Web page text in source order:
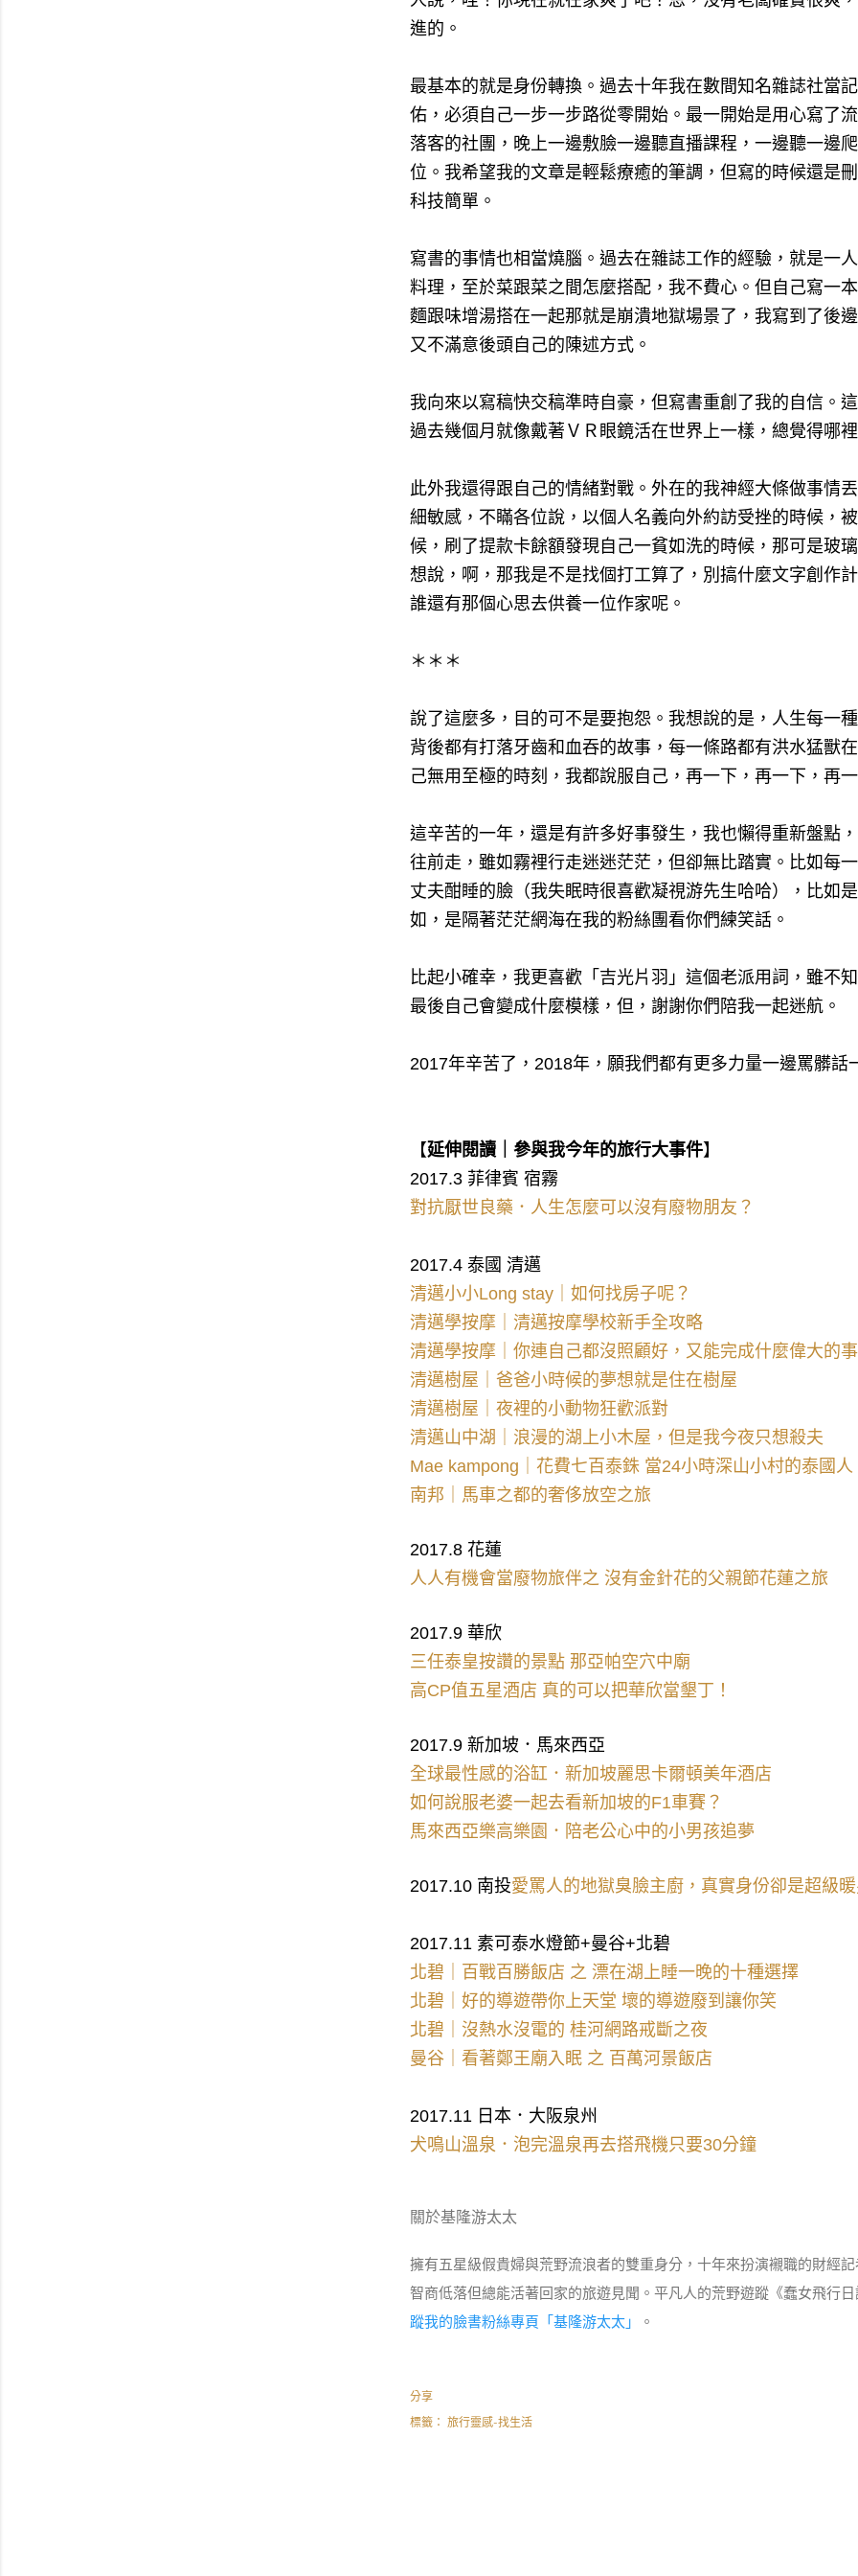
進的。
最基本的就是身份轉換。過去十年我在數間知名雜誌社當
佑，必須自己一步一步路從零開始。最一開始是用心寫了
落客的社團，晚上一邊敷臉一邊聽直播課程，一邊聽一邊
位。我希望我的文章是輕鬆療癒的筆調，但寫的時候還是
科技簡單。
寫書的事情也相當燒腦。 過去在雜誌工作的經驗，就是一
料理，至於菜跟菜之間怎麼搭配，我不費心。 但自己寫一
麵跟味增湯搭在一起那就是崩潰地獄場景了，我寫到了後
又不滿意後頭自己的陳述方式。
我向來以寫稿快交稿準時自豪，但寫書重創了我的自信。
過去幾個月就像戴著ＶＲ眼鏡活在世界上一樣，總覺得哪
此外我還得跟自己的情緒對戰。外在的我神經大條做事情
細敏感，不瞞各位說，以個人名義向外約訪受挫的時候，
候，刷了提款卡餘額發現自己一貧如洗的時候，那可是玻
想說，啊，那我是不是找個打工算了，別搞什麼文字創作
誰還有那個心思去供養一位作家呢。
＊＊＊
說了這麼多，目的可不是要抱怨。我想說的是，人生每一
背後都有打落牙齒和血吞的故事，每一條路都有洪水猛獸
己無用至極的時刻，我都說服自己，再一下，再一下，再
這辛苦的一年，還是有許多好事發生，我也懶得重新盤點
往前走，雖如霧裡行走迷迷茫茫，但卻無比踏實。比如每
丈夫酣睡的臉（我失眠時很喜歡凝視游先生哈哈），比如
如，是隔著茫茫網海在我的粉絲團看你們練笑話。
比起小確幸，我更喜歡「吉光片羽」這個老派用詞，雖不
最後自己會變成什麼模樣，但，謝謝你們陪我一起迷航。
2017年辛苦了，2018年，願我們都有更多力量一邊罵髒話
【延伸閱讀｜參與我今年的旅行大事件】
2017.3 菲律賓 宿霧
對抗厭世良藥．人生怎麼可以沒有廢物朋友？
2017.4 泰國 清邁
清邁小小Long stay｜如何找房子呢？
清邁學按摩｜清邁按摩學校新手全攻略
清邁學按摩｜你連自己都沒照顧好，又能完成什麼偉大的
清邁樹屋｜爸爸小時候的夢想就是住在樹屋
清邁樹屋｜夜裡的小動物狂歡派對
清邁山中湖｜浪漫的湖上小木屋，但是我今夜只想殺夫
Mae kampong｜花費七百泰銖 當24小時深山小村的泰國人
南邦｜馬車之都的奢侈放空之旅
2017.8 花蓮
人人有機會當廢物旅伴之 沒有金針花的父親節花蓮之旅
2017.9 華欣
三任泰皇按讚的景點 那亞帕空穴中廟
高CP值五星酒店 真的可以把華欣當墾丁！
2017.9 新加坡．馬來西亞
全球最性感的浴缸．新加坡麗思卡爾頓美年酒店
如何說服老婆一起去看新加坡的F1車賽？
馬來西亞樂高樂園．陪老公心中的小男孩追夢
2017.10 南投愛罵人的地獄臭臉主廚，真實身份卻是超級
2017.11 素可泰水燈節+曼谷+北碧
北碧｜百戰百勝飯店 之 漂在湖上睡一晚的十種選擇
北碧｜好的導遊帶你上天堂 壞的導遊廢到讓你笑
北碧｜沒熱水沒電的 桂河網路戒斷之夜
曼谷｜看著鄭王廟入眠 之 百萬河景飯店
2017.11 日本．大阪泉州
犬鳴山溫泉．泡完溫泉再去搭飛機只要30分鐘
關於基隆游太太
擁有五星級假貴婦與荒野流浪者的雙重身分，十年來扮演襯職的財經
智商低落但總能活著回家的旅遊見聞。平凡人的荒野遊蹤《蠢女飛行
蹤我的臉書粉絲專頁「基隆游太太」
。
分享
標籤： 旅行靈感-找生活